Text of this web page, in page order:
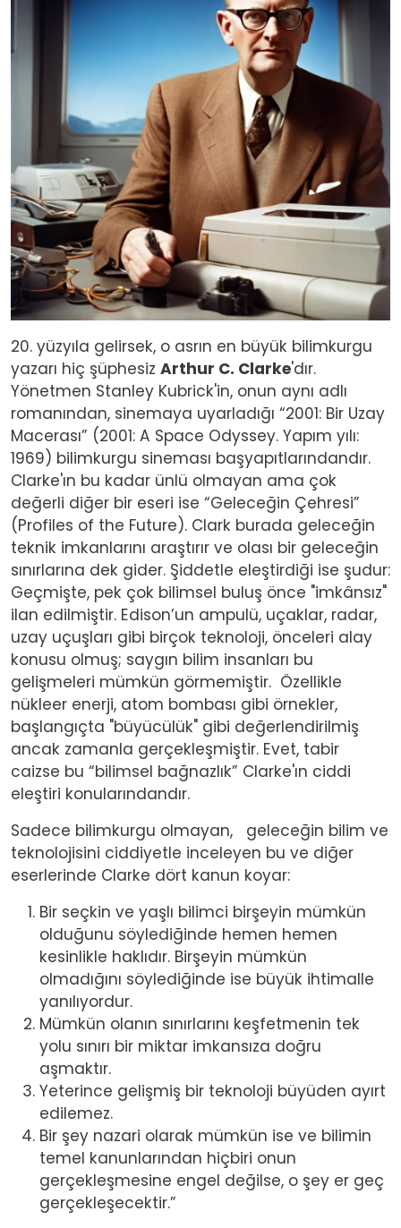
20. yüzyıla gelirsek, o asrın en büyük bilimkurgu
yazarı hiç şüphesiz Arthur C. Clarke'dır.
Yönetmen Stanley Kubrick'in, onun aynı adlı
romanından, sinemaya uyarladığı “2001: Bir Uzay
Macerası” (2001: A Space Odyssey. Yapım yılı:
1969) bilimkurgu sineması başyapıtlarındandır.
Clarke'ın bu kadar ünlü olmayan ama çok
değerli diğer bir eseri ise “Geleceğin Çehresi”
(Profiles of the Future). Clark burada geleceğin
teknik imkanlarını araştırır ve olası bir geleceğin
sınırlarına dek gider. Şiddetle eleştirdiği ise şudur:
Geçmişte, pek çok bilimsel buluş önce "imkânsız"
ilan edilmiştir. Edison’un ampulü, uçaklar, radar,
uzay uçuşları gibi birçok teknoloji, önceleri alay
konusu olmuş; saygın bilim insanları bu
gelişmeleri mümkün görmemiştir. Özellikle
nükleer enerji, atom bombası gibi örnekler,
başlangıçta "büyücülük" gibi değerlendirilmiş
ancak zamanla gerçekleşmiştir. Evet, tabir
caizse bu “bilimsel bağnazlık” Clarke'ın ciddi
eleştiri konularındandır.
Sadece bilimkurgu olmayan,
geleceğin bilim ve
teknolojisini ciddiyetle inceleyen bu ve diğer
eserlerinde Clarke dört kanun koyar:
Bir seçkin ve yaşlı bilimci birşeyin mümkün
olduğunu söylediğinde hemen hemen
kesinlikle haklıdır. Birşeyin mümkün
olmadığını söylediğinde ise büyük ihtimalle
yanılıyordur.
Mümkün olanın sınırlarını keşfetmenin tek
yolu sınırı bir miktar imkansıza doğru
aşmaktır.
Yeterince gelişmiş bir teknoloji büyüden ayırt
edilemez.
Bir şey nazari olarak mümkün ise ve bilimin
temel kanunlarından hiçbiri onun
gerçekleşmesine engel değilse, o şey er geç
gerçekleşecektir.”